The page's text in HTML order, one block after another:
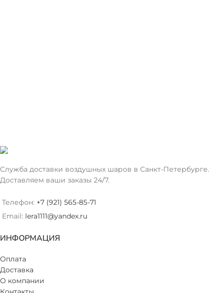
Служба доставки воздушных шаров в Санкт-Петербурге.
Доставляем ваши заказы 24/7.
Телефон: +7 (921) 565-85-71
Email: lera1111@yandex.ru
ИНФОРМАЦИЯ
Оплата
Доставка
О компании